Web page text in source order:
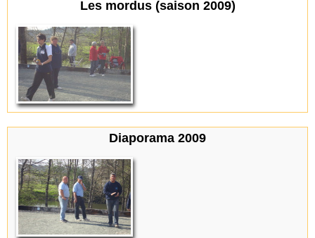
Les mordus (saison 2009)
Diaporama 2009